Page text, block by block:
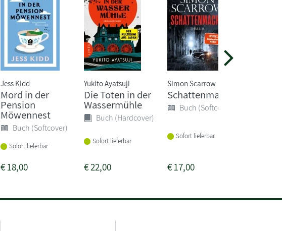
Jess Kidd
Mord in der
Pension
Möwennest
Buch (Softcover)
Sofort lieferbar
€18,00
Yukito Ayatsuji
Die Toten in der
Wassermühle
Buch (Hardcover)
Sofort lieferbar
€22,00
Simon Scarrow
Schattenmacht
Buch (Softcover)
Sofort lieferbar
€17,00